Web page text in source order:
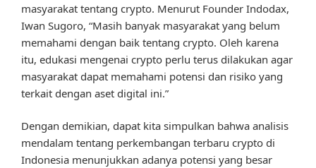
masyarakat tentang crypto. Menurut Founder Indodax,
Iwan Sugoro, “Masih banyak masyarakat yang belum
memahami dengan baik tentang crypto. Oleh karena
itu, edukasi mengenai crypto perlu terus dilakukan agar
masyarakat dapat memahami potensi dan risiko yang
terkait dengan aset digital ini.”
Dengan demikian, dapat kita simpulkan bahwa analisis
mendalam tentang perkembangan terbaru crypto di
Indonesia menunjukkan adanya potensi yang besar